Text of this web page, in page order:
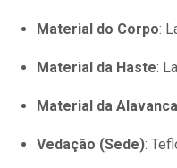
Material do Corpo:
Material da Haste:
Material da Alavanca
Vedação (Sede):